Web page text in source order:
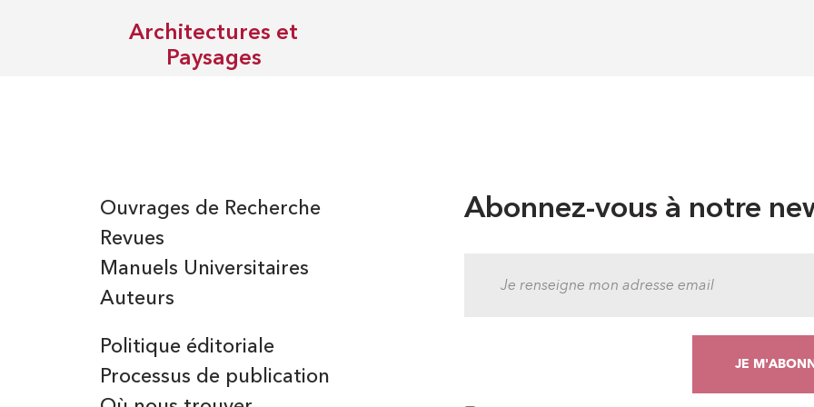
Architectures et
Paysages
Abonnez-vous à notre
Auteurs
Manuels Universitaires
Ouvrages de Recherche
Revues
Politique éditoriale
Processus de publication